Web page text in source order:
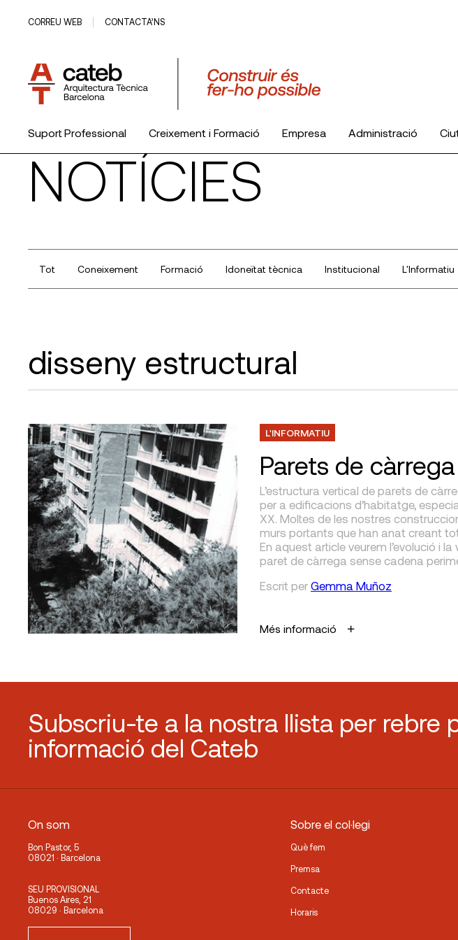
CORREU WEB CONTACTA’NS
Suport Professional Creixement i Formació Empresa Administració
El Col·legi
NOTÍCIES
Tot Coneixement Formació Idoneïtat tècnica Institucional L'Informatiu
disseny estructural
L'INFORMATIU
Parets de càrrega
L’estructura vertical de parets de
per a edificacions d’habitatge,
XX. Moltes de les nostres
murs portants que han anat creant
En aquest article veurem l’evolució i
paret de càrrega sense cadena
Escrit per Gemma Muñoz
Més informació
Subscriu-te a la nostra llista per rebre
informació del Cateb
On som
Bon Pastor, 5
08021 · Barcelona
SEU PROVISIONAL
Buenos Aires, 21
08029 · Barcelona
Sobre el col·legi
Què fem
Premsa
Contacte
Horaris